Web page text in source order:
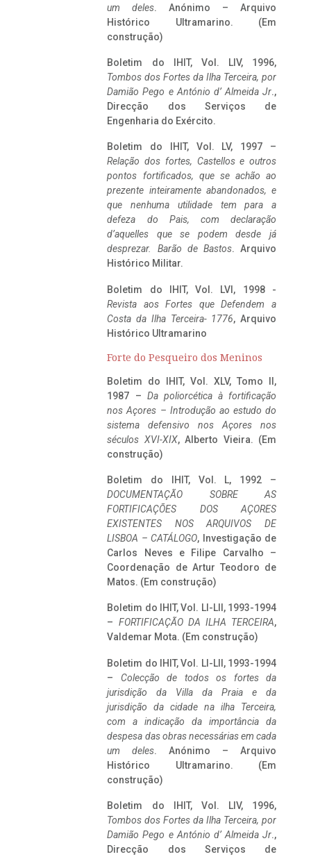
um deles. Anónimo – Arquivo
Histórico Ultramarino. (Em
construção)
Boletim do IHIT, Vol. LIV, 1996,
Tombos dos Fortes da Ilha Terceira, por
Damião Pego e António d’ Almeida Jr.,
Direcção dos Serviços de
Engenharia do Exército.
Boletim do IHIT, Vol. LV, 1997 –
Relação dos fortes, Castellos e outros
pontos fortificados, que se achão ao
prezente inteiramente abandonados, e
que nenhuma utilidade tem para a
defeza do Pais, com declaração
d’aquelles que se podem desde já
desprezar. Barão de Bastos. Arquivo
Histórico Militar.
Boletim do IHIT, Vol. LVI, 1998 -
Revista aos Fortes que Defendem a
Costa da Ilha Terceira- 1776, Arquivo
Histórico Ultramarino
Forte do Pesqueiro dos Meninos
Boletim do IHIT, Vol. XLV, Tomo II,
1987 – Da poliorcética à fortificação
nos Açores – Introdução ao estudo do
sistema defensivo nos Açores nos
séculos XVI-XIX, Alberto Vieira. (Em
construção)
Boletim do IHIT, Vol. L, 1992 –
DOCUMENTAÇÃO SOBRE AS
FORTIFICAÇÕES DOS AÇORES
EXISTENTES NOS ARQUIVOS DE
LISBOA – CATÁLOGO, Investigação de
Carlos Neves e Filipe Carvalho –
Coordenação de Artur Teodoro de
Matos. (Em construção)
Boletim do IHIT, Vol. LI-LII, 1993-1994
– FORTIFICAÇÃO DA ILHA TERCEIRA,
Valdemar Mota. (Em construção)
Boletim do IHIT, Vol. LI-LII, 1993-1994
– Colecção de todos os fortes da
jurisdição da Villa da Praia e da
jurisdição da cidade na ilha Terceira,
com a indicação da importância da
despesa das obras necessárias em cada
um deles. Anónimo – Arquivo
Histórico Ultramarino. (Em
construção)
Boletim do IHIT, Vol. LIV, 1996,
Tombos dos Fortes da Ilha Terceira, por
Damião Pego e António d’ Almeida Jr.,
Direcção dos Serviços de